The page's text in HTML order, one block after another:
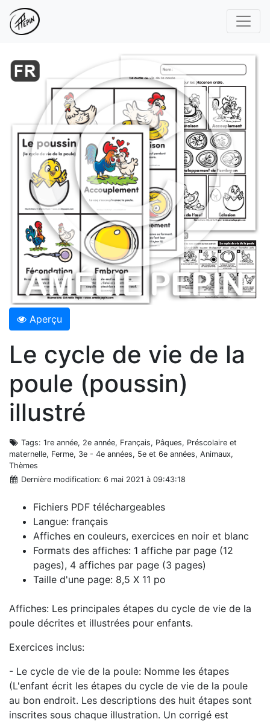
Aperçu
Le cycle de vie de la
poule (poussin)
illustré
Tags: 1re année, 2e année, Français, Pâques, Préscolaire et
maternelle, Ferme, 3e - 4e années, 5e et 6e années, Animaux,
Thèmes
Dernière modification: 6 mai 2021 à 09:43:18
Fichiers PDF téléchargeables
Langue: français
Affiches en couleurs, exercices en noir et blanc
Formats des affiches: 1 affiche par page (12
pages), 4 affiches par page (3 pages)
Taille d'une page: 8,5 X 11 po
Affiches: Les principales étapes du cycle de vie de la
poule décrites et illustrées pour enfants.
Exercices inclus:
- Le cycle de vie de la poule: Nomme les étapes
(L'enfant écrit les étapes du cycle de vie de la poule
au bon endroit. Les descriptions des huit étapes sont
inscrites sous chaque illustration. Un corrigé est